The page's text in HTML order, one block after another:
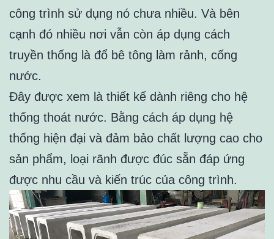
công trình sử dụng nó chưa nhiều. Và bên
cạnh đó nhiều nơi vẫn còn áp dụng cách
truyền thống là đổ bê tông làm rảnh, cống
nước.
Đây được xem là thiết kế dành riêng cho hệ
thống thoát nước. Bằng cách áp dụng hệ
thống hiện đại và đảm bảo chất lượng cao cho
sản phẩm, loại rãnh được đúc sẵn đáp ứng
được nhu cầu và kiến trúc của công trình.